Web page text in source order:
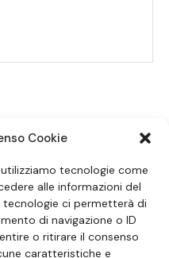
Cookie
tecnologie come
alle informazioni del
ci permetterà di
di navigazione o ID
o ritirare il consenso
caratteristiche e
SOCIAL